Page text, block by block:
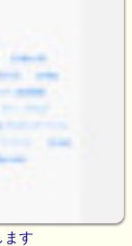
ます